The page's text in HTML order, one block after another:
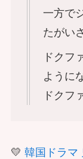
一方で
たがい
ドクフ
ように
ドクフ
💛 韓国ドラマ